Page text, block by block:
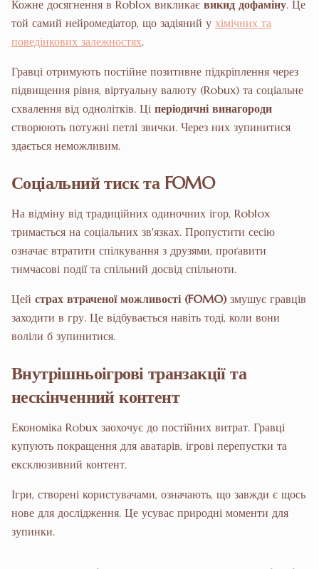
Кожне досягнення в Roblox викликає викид дофаміну. Це
той самий нейромедіатор, що задіяний у хімічних та
поведінкових залежностях.
Гравці отримують постійне позитивне підкріплення через
підвищення рівня, віртуальну валюту (Robux) та соціальне
схвалення від однолітків. Ці періодичні винагороди
створюють потужні петлі звички. Через них зупинитися
здається неможливим.
Соціальний тиск та FOMO
На відміну від традиційних одиночних ігор, Roblox
тримається на соціальних зв'язках. Пропустити сесію
означає втратити спілкування з друзями, проґавити
тимчасові події та спільний досвід спільноти.
Цей страх втраченої можливості (FOMO)змушує гравців
заходити в гру. Це відбувається навіть тоді, коли вони
воліли б зупинитися.
Внутрішньоігрові транзакції та
нескінченний контент
Економіка Robux заохочує до постійних витрат. Гравці
купують покращення для аватарів, ігрові перепустки та
ексклюзивний контент.
Ігри, створені користувачами, означають, що завжди є щось
нове для дослідження. Це усуває природні моменти для
зупинки.